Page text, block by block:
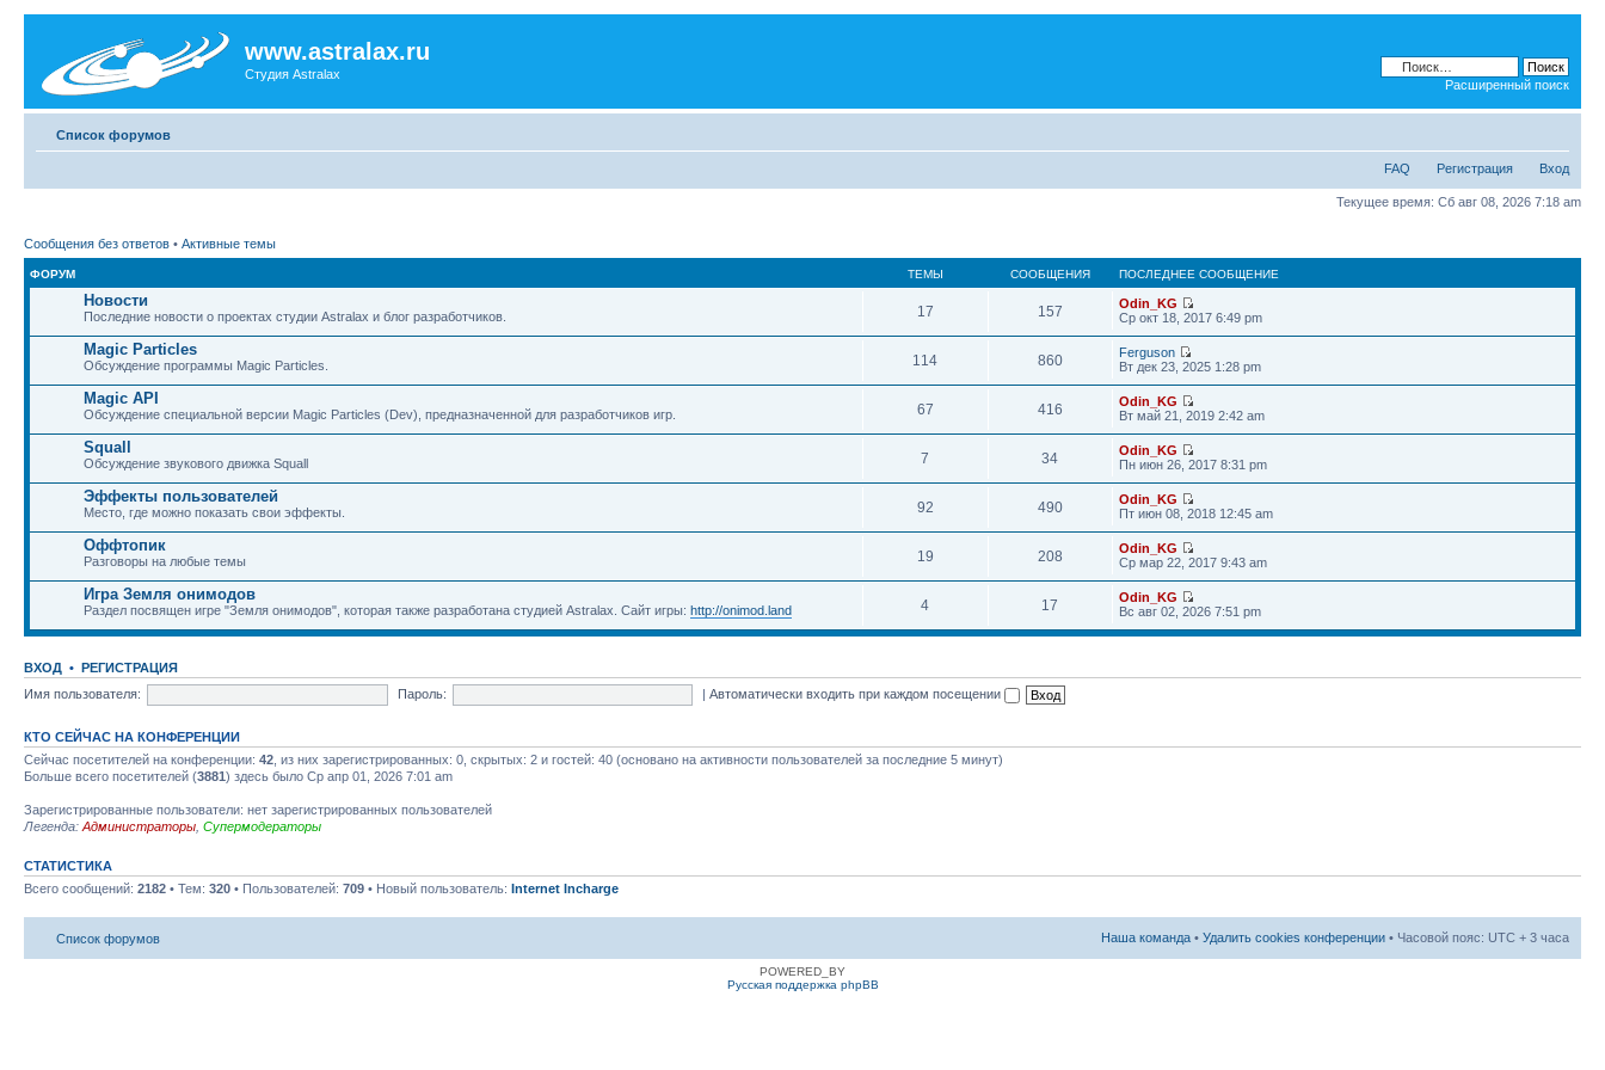
www.astralax.ru
Студия Astralax
Расширенный поиск
Список форумов
FAQ Регистрация Вход
Текущее время: Сб авг 08, 2026 7:18 am
Сообщения без ответов • Активные темы
ФОРУМ ТЕМЫ СООБЩЕНИЯ ПОСЛЕДНЕЕ СООБЩЕНИЕ
Новости
Последние новости о проектах студии Astralax и блог разработчиков. 17 157
Odin_KG
Ср окт 18, 2017 6:49 pm
Magic Particles
Обсуждение программы Magic Particles. 114 860
Ferguson
Вт дек 23, 2025 1:28 pm
Magic API
Обсуждение специальной версии Magic Particles (Dev), предназначенной для разработчиков игр. 67 416
Odin_KG
Вт май 21, 2019 2:42 am
Squall
Обсуждение звукового движка Squall 7 34
Odin_KG
Пн июн 26, 2017 8:31 pm
Эффекты пользователей
Место, где можно показать свои эффекты. 92 490
Odin_KG
Пт июн 08, 2018 12:45 am
Оффтопик
Разговоры на любые темы 19 208
Odin_KG
Ср мар 22, 2017 9:43 am
Игра Земля онимодов
Раздел посвящен игре "Земля онимодов", которая также разработана студией Astralax. Сайт игры: http://onimod.land 4 17
Odin_KG
Вс авг 02, 2026 7:51 pm
ВХОД • РЕГИСТРАЦИЯ
Имя пользователя:
Пароль: |Автоматически входить при каждом посещении
КТО СЕЙЧАС НА КОНФЕРЕНЦИИ
Сейчас посетителей на конференции: 42 , из них зарегистрированных: 0, скрытых: 2 и гостей: 40 (основано на активности пользователей за последние 5 минут)
Больше всего посетителей (3881) здесь было Ср апр 01, 2026 7:01 am
Зарегистрированные пользователи: нет зарегистрированных пользователей
Легенда: Администраторы Супермодераторы
СТАТИСТИКА
Всего сообщений: 2182 • Тем: 320 • Пользователей: 709 • Новый пользователь: Internet Incharge
Список форумов Наша команда • Удалить cookies конференции • Часовой пояс: UTC + 3 часа
POWERED_BY
Русская поддержка phpBB